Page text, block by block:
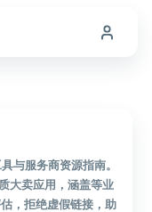
与服务商资源指南。
大卖应用，涵盖等业
，拒绝虚假链接，助